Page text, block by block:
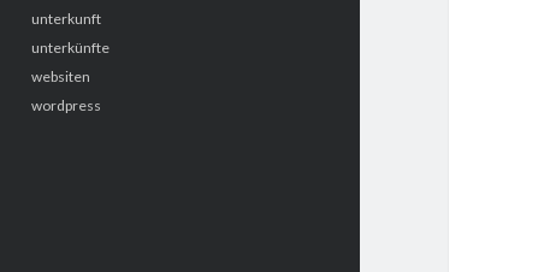
unterkunft
unterkünfte
websiten
wordpress